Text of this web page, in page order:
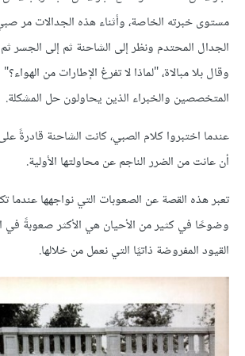
مستوى خبرته الخاصة، وأثناء هذه الجدالات مر
الجدال المحتدم ونظر إلى الشاحنة ثم إلى الجسر
وقال بلا مبالاة، "لماذا لا تفرغ الإطارات من
المتخصصين والخبراء الذين يحاولون حل المشكلة.
عندما اختبروا كلام الصبي، كانت الشاحنة قادرةً
أن عانت من الضرر الناجم عن محاولتها الأولية.
تعبر هذه القصة عن الصعوبات التي نواجهها عندما
وضوحًا في كثير من الأحيان هي الأكثر صعوبةً في
القيود المفروضة ذاتيًا التي نعمل من خلالها.